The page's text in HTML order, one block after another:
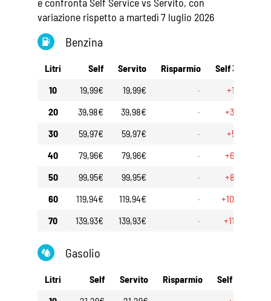
variazione rispetto a martedì 7 luglio 2026
Benzina
Litri Self Servito Risparmio Self 30gg
10
19,99€ 19,99€ -
+1,70€
20
39,98€ 39,98€ -
+3,40€
30
59,97€ 59,97€ -
+5,10€
40
79,96€ 79,96€ -
+6,80€
50
99,95€ 99,95€ -
+8,50€
60
119,94€ 119,94€ -
+10,20€
70
139,93€ 139,93€ - +11,90€
Gasolio
Litri Self Servito Risparmio Self 30gg